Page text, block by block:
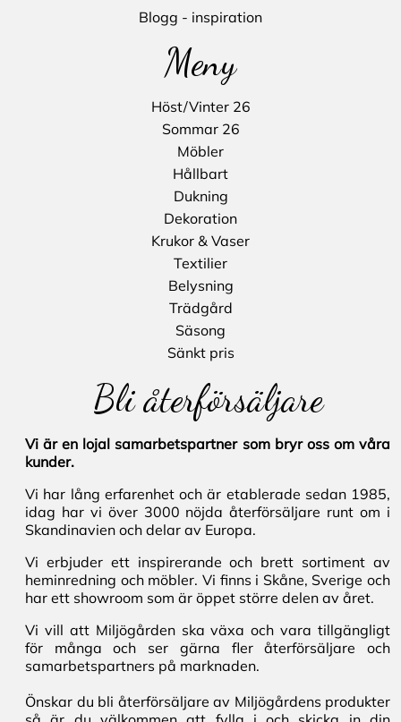
Blogg - inspiration
Meny
Höst/Vinter 26
Sommar 26
Möbler
Hållbart
Dukning
Dekoration
Krukor & Vaser
Textilier
Belysning
Trädgård
Säsong
Sänkt pris
Bli återförsäljare
Vi är en lojal samarbetspartner som bryr oss om våra
kunder.
Vi har lång erfarenhet och är etablerade sedan 1985,
idag har vi över 3000 nöjda återförsäljare runt om i
Skandinavien och delar av Europa.
Vi erbjuder ett inspirerande och brett sortiment av
heminredning och möbler. Vi finns i Skåne, Sverige och
har ett showroom som är öppet större delen av året.
Vi vill att Miljögården ska växa och vara tillgängligt
för många och ser gärna fler återförsäljare och
samarbetspartners på marknaden.
Önskar du bli återförsäljare av Miljögårdens produkter